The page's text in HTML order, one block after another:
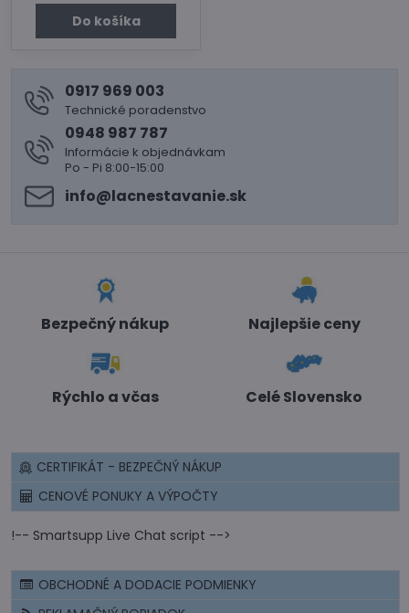
Do košíka
0917 969 003
Technické poradenstvo
0948 987 787
Informácie k objednávkam
Po - Pi 8:00-15:00
info​@lacnestavanie​.sk
Bezpečný nákup Najlepšie ceny
Rýchlo a včas Celé Slovensko
CERTIFIKÁT - BEZPEČNÝ NÁKUP
CENOVÉ PONUKY A VÝPOČTY
!-- Smartsupp Live Chat script -->
OBCHODNÉ A DODACIE PODMIENKY